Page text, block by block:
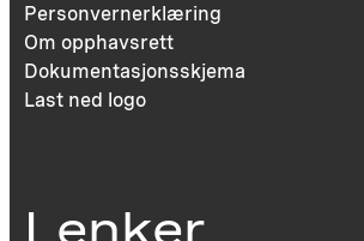
Personvernerklæring
Om opphavsrett
Dokumentasjonsskjema
Last ned logo
Lenker